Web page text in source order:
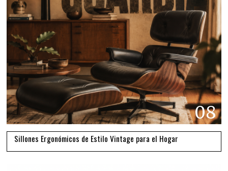
08
Sillones Ergonómicos de Estilo Vintage para el Hogar